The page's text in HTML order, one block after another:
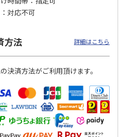
円
料別・税込)
対応不可
方法 詳細はこちら
決済方法がご利用頂けます。